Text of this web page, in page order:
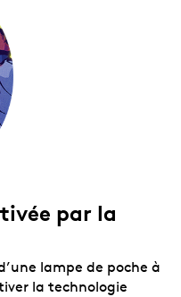
par la
lampe de poche à
la technologie